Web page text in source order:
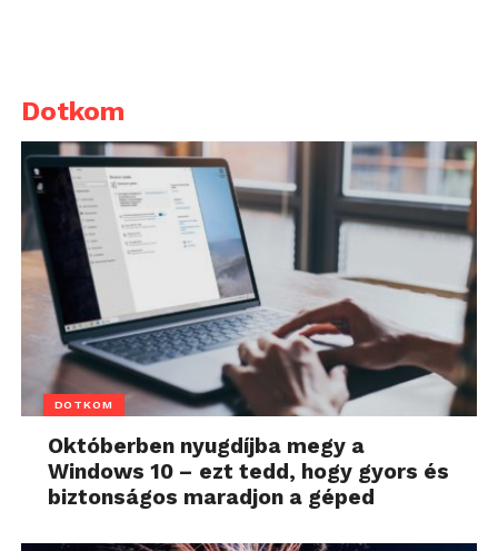
Dotkom
DOTKOM
Októberben nyugdíjba megy a
Windows 10 – ezt tedd, hogy gyors és
biztonságos maradjon a géped